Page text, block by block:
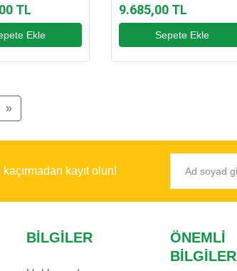
TL
Ekle
Sump Motoru
9.685,00 TL
Sepete Ekle
»
kayıt olun!
BILGILER
ÖNEMLI
BILGILER